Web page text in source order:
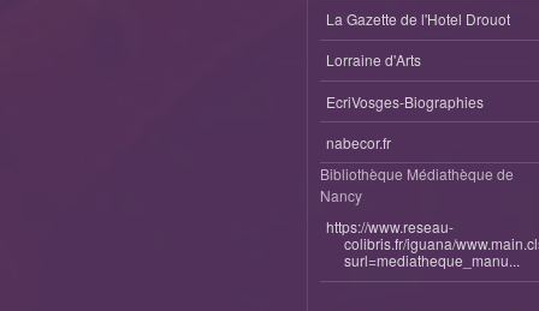
La Gazette de l'Hotel Drouot
Lorraine d'Arts
EcriVosges-Biographies
nabecor.fr
Bibliothèque Médiathèque de
Nancy
https://www.reseau-
colibris.fr/iguana/
surl=mediatheque_manu...